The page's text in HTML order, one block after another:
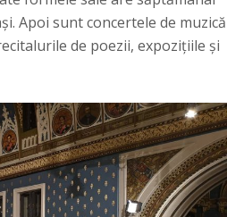
Apoi sunt concertele de muzică
de poezii, expozițiile și